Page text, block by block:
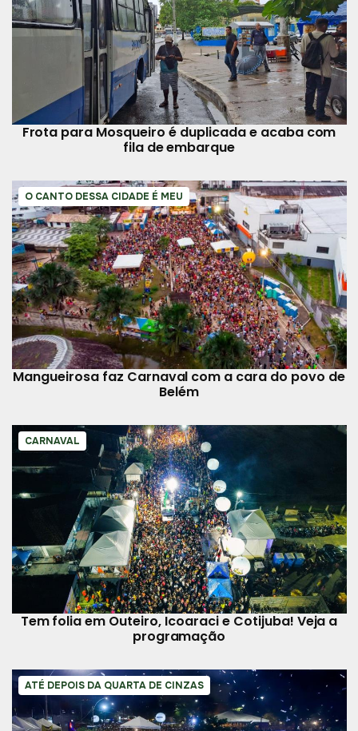
Frota para Mosqueiro é duplicada e acaba com
fila de embarque
O CANTO DESSA CIDADE É MEU
Mangueirosa faz Carnaval com a cara do povo de
Belém
CARNAVAL
Tem folia em Outeiro, Icoaraci e Cotijuba! Veja a
programação
ATÉ DEPOIS DA QUARTA DE CINZAS